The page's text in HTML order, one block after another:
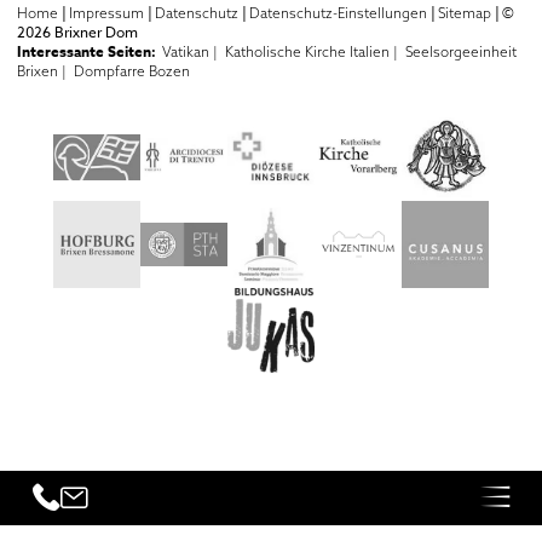
Home | Impressum | Datenschutz | Datenschutz-Einstellungen | Sitemap |©
2026 Brixner Dom
Interessante Seiten: Vatikan | Katholische Kirche Italien | Seelsorgeeinheit
Brixen | Dompfarre Bozen